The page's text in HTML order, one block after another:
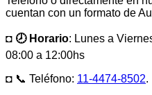
cuentan con un formato de
◘ 🕗 Horario: Lunes a
08:00 a 12:00hs
◘ 📞 Teléfono: 11-4474-8502.